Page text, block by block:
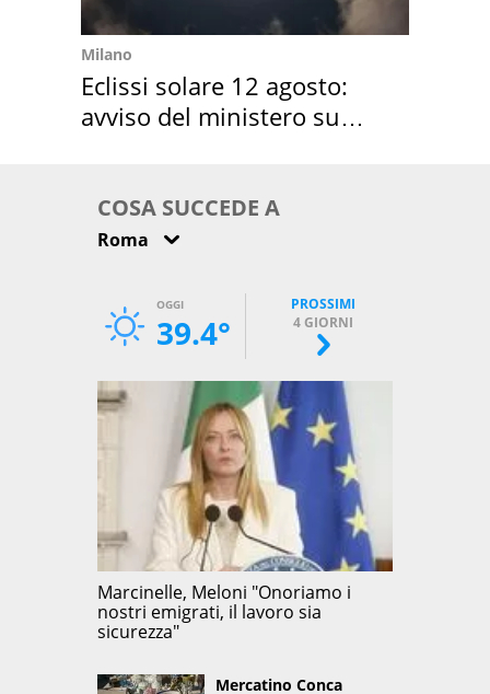
Milano
Eclissi solare 12 agosto:
avviso del ministero su